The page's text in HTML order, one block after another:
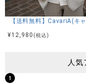
【送料無料】CavariA(キ
¥12,980 (税込)
人気
1